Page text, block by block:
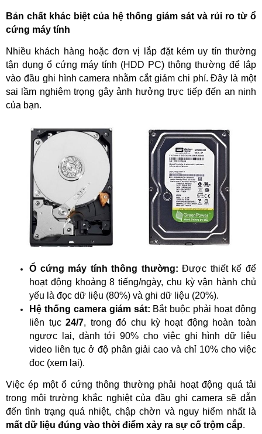
Bản chất khác biệt của hệ thống giám sát và rủi ro từ ổ
cứng máy tính
Nhiều khách hàng hoặc đơn vị lắp đặt kém uy tín thường
tận dụng ổ cứng máy tính (HDD PC) thông thường để lắp
vào đầu ghi hình camera nhằm cắt giảm chi phí. Đây là một
sai lầm nghiêm trọng gây ảnh hưởng trực tiếp đến an ninh
của bạn.
Ổ cứng máy tính thông thường: Được thiết kế để
hoạt động khoảng 8 tiếng/ngày, chu kỳ vận hành chủ
yếu là đọc dữ liệu (80%) và ghi dữ liệu (20%).
Hệ thống camera giám sát: Bắt buộc phải hoạt động
liên tục 24/7, trong đó chu kỳ hoạt động hoàn toàn
ngược lại, dành tới 90% cho việc ghi hình dữ liệu
video liên tục ở độ phân giải cao và chỉ 10% cho việc
đọc (xem lại).
Việc ép một ổ cứng thông thường phải hoạt động quá tải
trong môi trường khắc nghiệt của đầu ghi camera sẽ dẫn
mất dữ liệu đúng vào thời điểm xảy ra sự cố trộm cắp.